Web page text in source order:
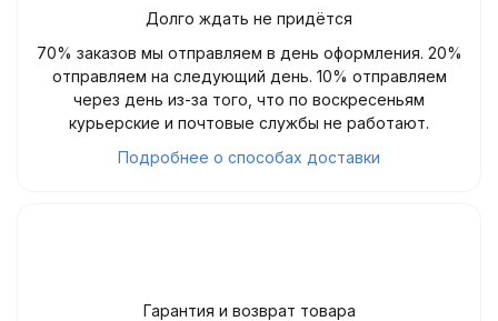
Долго ждать не придётся
70% заказов мы отправляем в день оформления. 20%
отправляем на следующий день. 10% отправляем
через день из-за того, что по воскресеньям
курьерские и почтовые службы не работают.
Подробнее о способах доставки
Гарантия и возврат товара